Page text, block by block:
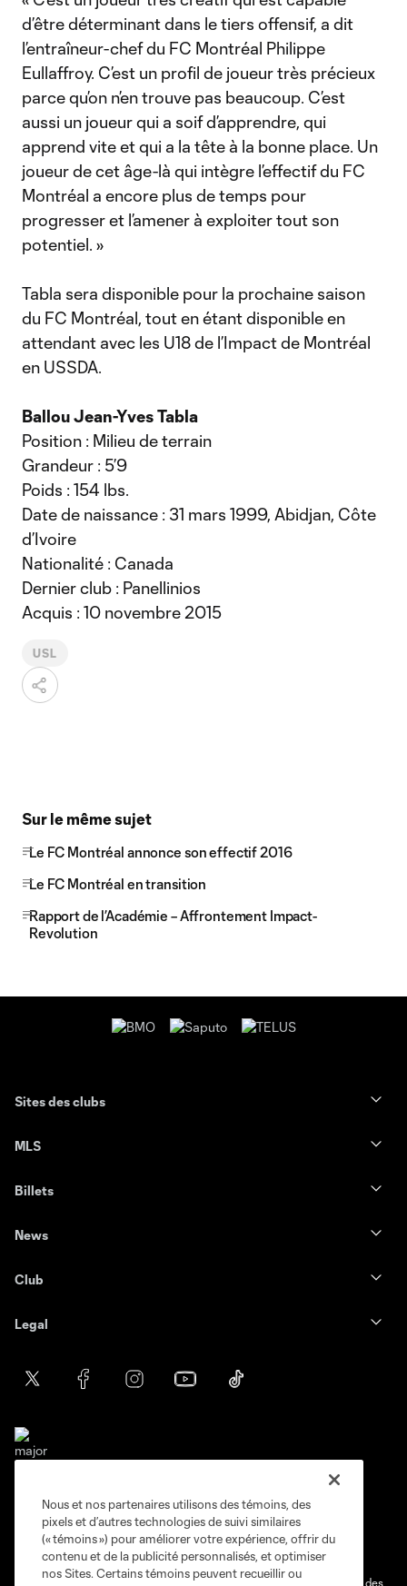
d’être déterminant dans le tiers offensif, a dit
l’entraîneur-chef du FC Montréal Philippe
Eullaffroy. C’est un profil de joueur très précieux
parce qu’on n’en trouve pas beaucoup. C’est
aussi un joueur qui a soif d’apprendre, qui
apprend vite et qui a la tête à la bonne place. Un
joueur de cet âge-là qui intègre l’effectif du FC
Montréal a encore plus de temps pour
progresser et l’amener à exploiter tout son
potentiel. »
Tabla sera disponible pour la prochaine saison
du FC Montréal, tout en étant disponible en
attendant avec les U18 de l’Impact de Montréal
en USSDA.
Ballou Jean-Yves Tabla
Position : Milieu de terrain
Grandeur : 5’9
Poids : 154 lbs.
Date de naissance : 31 mars 1999, Abidjan, Côte
d’Ivoire
Nationalité : Canada
Dernier club : Panellinios
Acquis : 10 novembre 2015
USL
Sur le même sujet
Le FC Montréal annonce son effectif 2016
Le FC Montréal en transition
Rapport de l’Académie – Affrontement Impact-
Revolution
Sites des clubs
MLS
Billets
News
Club
Legal
Conditions d'utilisation
Politique de confidentialité
Ne vendez pas et ne partagez pas mes information personnelles.
Paramètres des témoins
@2026 MLS. Le nom et l'écusson Major League Soccer et MLS sont des
Nous et nos partenaires utilisons des témoins, des
pixels et d’autres technologies de suivi similaires
(« témoins ») pour améliorer votre expérience, offrir du
contenu et de la publicité personnalisés, et optimiser
nos Sites. Certains témoins peuvent recueillir ou